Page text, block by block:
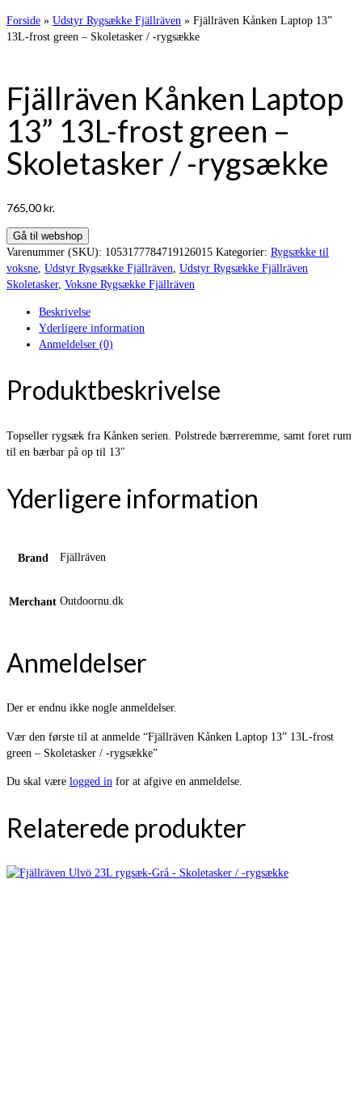
Forside » Udstyr Rygsække Fjällräven » Fjällräven Kånken Laptop 13”
13L-frost green – Skoletasker / -rygsække
Fjällräven Kånken Laptop
13” 13L-frost green –
Skoletasker / -rygsække
765,00kr.
Gå til webshop
Varenummer (SKU): 1053177784719126015 Kategorier: Rygsække til
voksne Udstyr Rygsække Fjällräven Udstyr Rygsække Fjällräven
Skoletasker, Voksne Rygsække Fjällräven
Beskrivelse
Yderligere information
Anmeldelser (0)
Produktbeskrivelse
Topseller rygsæk fra Kånken serien. Polstrede bærreremme, samt foret rum
til en bærbar på op til 13″
Yderligere information
Brand Fjällräven
Merchant Outdoornu.dk
Anmeldelser
Der er endnu ikke nogle anmeldelser.
Vær den første til at anmelde “Fjällräven Kånken Laptop 13” 13L-frost
green – Skoletasker / -rygsække”
Du skal være logged in for at afgive en anmeldelse.
Relaterede produkter